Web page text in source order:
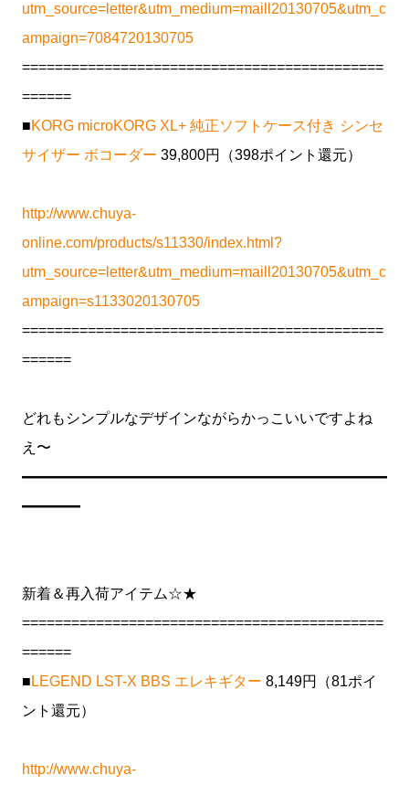
utm_source=letter&utm_medium=maill20130705&utm_c
ampaign=7084720130705
============================================
======
■KORG microKORG XL+ 純正ソフトケース付き シンセ
サイザー ボコーダー 39,800円（398ポイント還元）
http://www.chuya-
online.com/products/s11330/index.html?
utm_source=letter&utm_medium=maill20130705&utm_c
ampaign=s1133020130705
============================================
======
どれもシンプルなデザインながらかっこいいですよね
え〜
━━━━━━━━━━━━━━━━━━━━━━━━━
━━━━
新着＆再入荷アイテム☆★
============================================
======
■ LEGEND LST-X BBS エレキギター 8,149円（81ポイ
ント還元）
http://www.chuya-